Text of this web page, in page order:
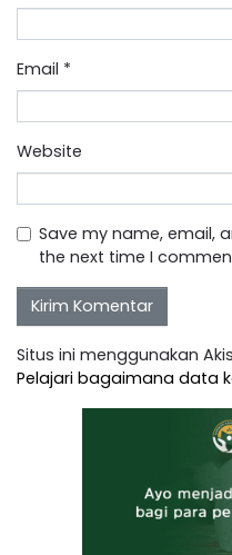
Email *
Website
Save my name, email,
the next time I
Situs ini menggunakan
Pelajari bagaimana data